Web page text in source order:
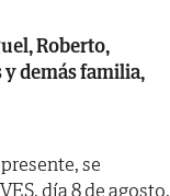
Roberto,
demás familia,
se
día 8 de agosto,